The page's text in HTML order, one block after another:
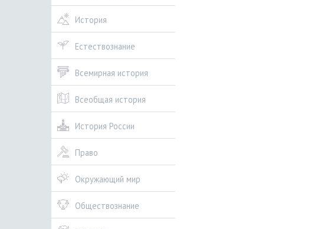
История
Естествознание
Всемирная история
Всеобщая история
История России
Право
Окружающий мир
Обществознание